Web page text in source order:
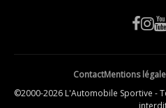
ContactMentions
©2000-2026 L'Automobile Sportive -